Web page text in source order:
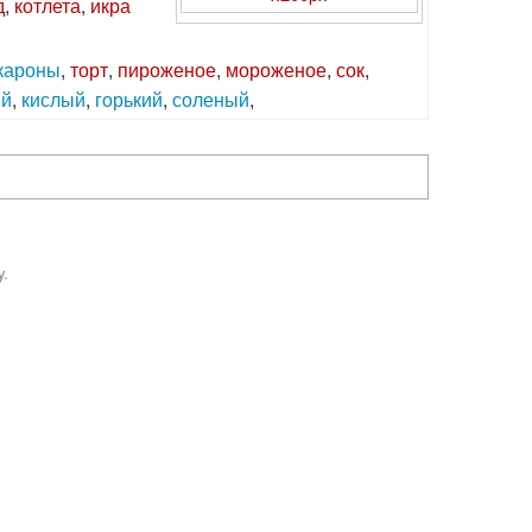
, торт, пироженое, мороженое, сок,
, кислый, горький, соленый,